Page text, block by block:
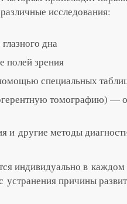
исследования:
дна
полей зрения
специальных
томографию) —
и другие методы
индивидуально в
причины